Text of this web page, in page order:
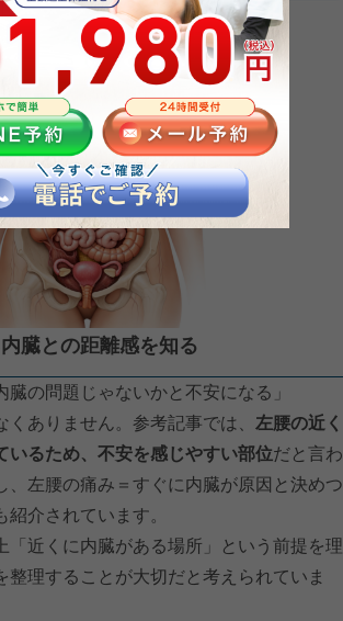
臓との距離感を知る
臓の問題じゃないかと不安になる」
くありません。参考記事では、 左腰の近く
いるため、不安を感じやすい部位だと言わ
、左腰の痛み＝すぐに内臓が原因と決めつ
介されています。
「近くに内臓がある場所」という前提を理
整理することが大切だと考えられていま